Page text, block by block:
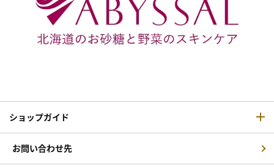
ショップガイド
お問い合わせ先